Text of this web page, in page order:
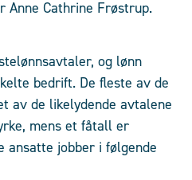
Anne Cathrine Frøstrup.
og lønn
bedrift. De fleste av de
av de likelydende avtalene
mens et fåtall er
ansatte jobber i følgende